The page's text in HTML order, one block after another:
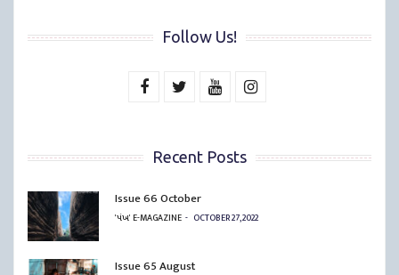
Follow Us!
Recent Posts
Issue 66 October
'પંખ' E-MAGAZINE OCTOBER 27, 2022
Issue 65 August